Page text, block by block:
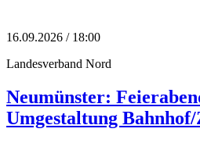
16.09.2026 / 18:00
Landesverband Nord
Neumünster:
Umgestaltung